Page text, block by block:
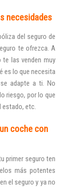
necesidades
del seguro de
te ofrezca. A
las venden muy
es lo que necesita
adapte a ti. No
riesgo, por lo que
estado, etc.
coche con
primer seguro ten
más potentes
el seguro y ya no